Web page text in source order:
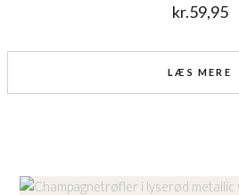
kr.59,95
LÆS MERE